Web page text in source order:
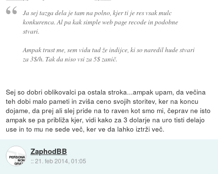
Ja sej tazga dela je tam na polno, kjer ti je res vsak mulc
konkurenca. Al pa kak simple web page recode in podobne
stvari.
Ampak trust me, sem vidu tud že indijce, ki so naredil hude stvari
za 3$/h. Tak da niso vsi za 5$ zanič.
Sej so dobri oblikovalci pa ostala stroka...ampak upam, da večina
teh dobi malo pameti in zviša ceno svojih storitev, ker na koncu
dojame, da prej ali slej pride na to raven kot smo mi, čeprav ne isto
ampak se pa približa kjer, vidi kako za 3 dolarje na uro tisti delajo
use in to mu ne sede več, ker ve da lahko iztrži več.
ZaphodBB
::21. feb 2014, 01:05